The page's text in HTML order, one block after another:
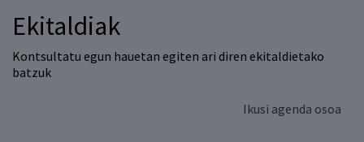
Ekitaldiak
Kontsultatu egun hauetan egiten ari diren ekitaldietako
batzuk
Ikusi agenda osoa